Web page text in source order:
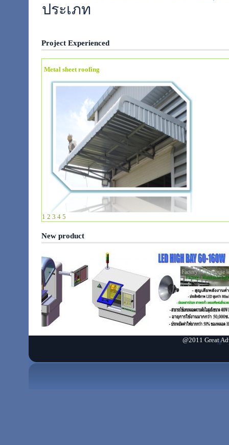
ประเภท
Project Experienced
Metal sheet roofing
Wiring main cable to Line
M&J TECHNOLOG
Job Function
Wiring
Connection
Wiring sub-
1 2 3 4 5
New product
@2011 Great